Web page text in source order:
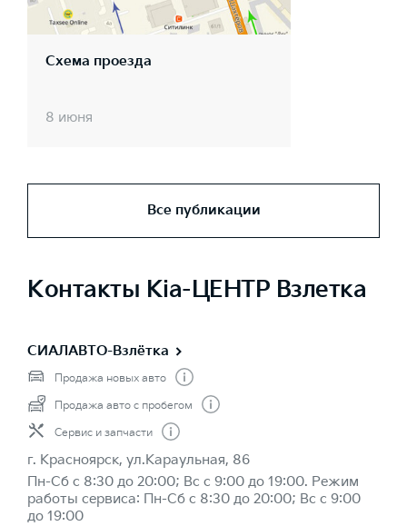
Схема проезда
8 июня
Все публикации
Контакты Kia-ЦЕНТР Взлетка
СИАЛАВТО-Взлётка
Продажа новых авто
Продажа авто с пробегом
Сервис и запчасти
г. Красноярск, ул.Караульная, 86
Пн-Сб с 8:30 до 20:00; Вс с 9:00 до 19:00. Режим
работы сервиса: Пн-Сб с 8:30 до 20:00; Вс с 9:00
до 19:00